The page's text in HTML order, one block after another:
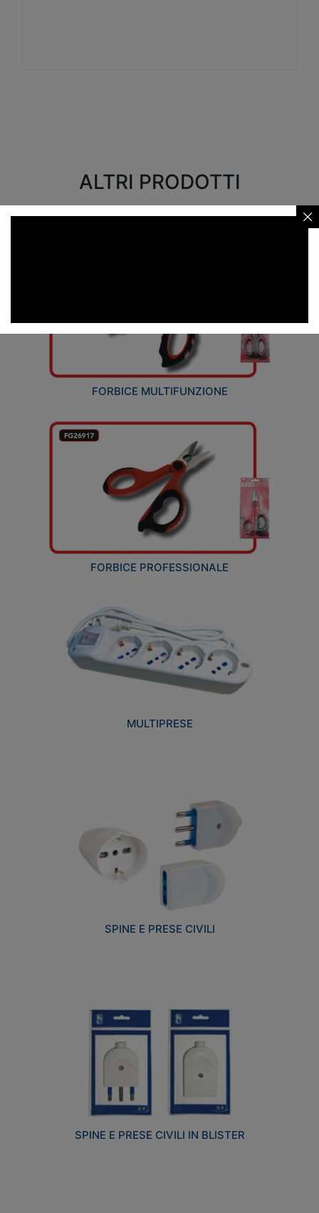
ALTRI PRODOTTI
FORBICE MULTIFUNZIONE
FORBICE PROFESSIONALE
MULTIPRESE
SPINE E PRESE CIVILI
SPINE E PRESE CIVILI IN BLISTER